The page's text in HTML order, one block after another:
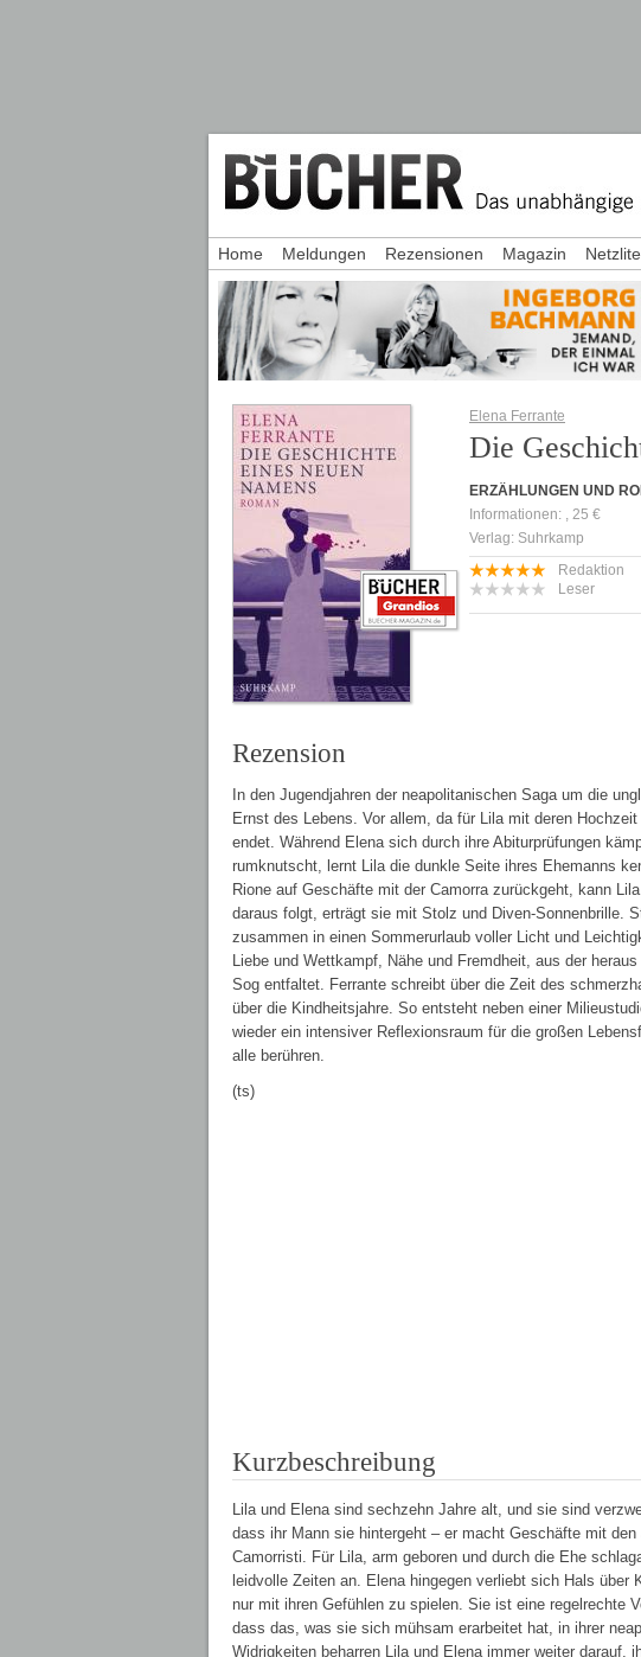
Elena Ferrante
Die
ERZÄHLUNGEN UND
Informationen: , 25 €
Verlag: Suhrkamp
Redaktion
Leser
Rezension
In den Jugendjahren der neapolitanischen Saga um die
Ernst des Lebens. Vor allem, da für Lila mit deren
endet. Während Elena sich durch ihre Abiturprüfungen
rumknutscht, lernt Lila die dunkle Seite ihres Ehemanns
Rione auf Geschäfte mit der Camorra zurückgeht, kann
daraus folgt, erträgt sie mit Stolz und Diven-Sonnenbrille.
zusammen in einen Sommerurlaub voller Licht und
Liebe und Wettkampf, Nähe und Fremdheit, aus der
Sog entfaltet. Ferrante schreibt über die Zeit des
über die Kindheitsjahre. So entsteht neben einer
wieder ein intensiver Reflexionsraum für die großen
alle berühren.
(ts)
Kurzbeschreibung
Lila und Elena sind sechzehn Jahre alt, und sie sind
dass ihr Mann sie hintergeht – er macht Geschäfte mit
Camorristi. Für Lila, arm geboren und durch die Ehe
leidvolle Zeiten an. Elena hingegen verliebt sich Hals
nur mit ihren Gefühlen zu spielen. Sie ist eine regelrechte
dass das, was sie sich mühsam erarbeitet hat, in ihrer
Widrigkeiten beharren Lila und Elena immer weiter darauf,
Home Meldungen Rezensionen Magazin